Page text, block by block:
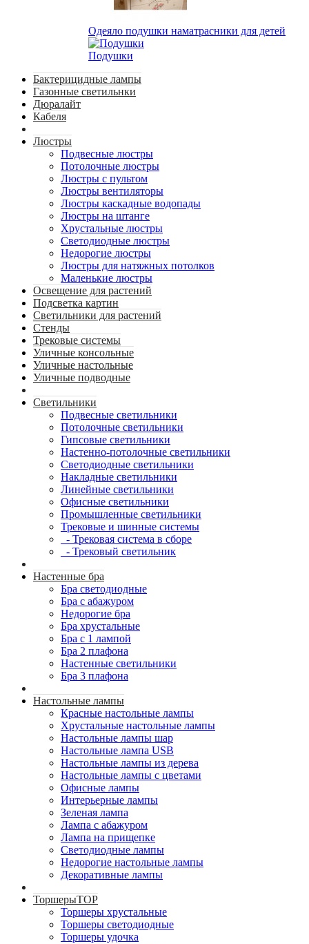
Одеяло подушки наматрасники для детей
Подушки
Бактерицидные лампы
Газонные светильнки
Дюралайт
Кабеля
Люстры
Подвесные люстры
Потолочные люстры
Люстры с пультом
Люстры вентиляторы
Люстры каскадные водопады
Люстры на штанге
Хрустальные люстры
Светодиодные люстры
Недорогие люстры
Люстры для натяжных потолков
Маленькие люстры
Освещение для растений
Подсветка картин
Светильники для растений
Стенды
Трековые системы
Уличные консольные
Уличные настольные
Уличные подводные
Светильники
Подвесные светильники
Потолочные светильники
Гипсовые светильники
Настенно-потолочные светильники
Светодиодные светильники
Накладные светильники
Линейные светильники
Офисные светильники
Промышленные светильники
Трековые и шинные системы
- Трековая система в сборе
- Трековый светильник
Настенные бра
Бра светодиодные
Бра с абажуром
Недорогие бра
Бра хрустальные
Бра с 1 лампой
Бра 2 плафона
Настенные светильники
Бра 3 плафона
Настольные лампы
Красные настольные лампы
Хрустальные настольные лампы
Настольные лампы шар
Настольные лампа USB
Настольные лампы из дерева
Настольные лампы с цветами
Офисные лампы
Интерьерные лампы
Зеленая лампа
Лампа с абажуром
Лампа на прищепке
Светодиодные лампы
Недорогие настольные лампы
Декоративные лампы
ТоршерыTOP
Торшеры хрустальные
Торшеры светодиодные
Торшеры удочка